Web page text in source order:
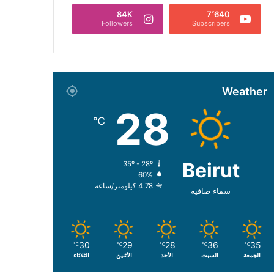
7٬640
Subscribers
84K
Followers
Weather
Beirut
سماء صافية
28
℃
35º - 28º
60%
4.78 كيلومتر/ساعة
35
℃
الجمعة
36
℃
السبت
28
℃
الأحد
29
℃
الأثنين
30
℃
الثلاثاء